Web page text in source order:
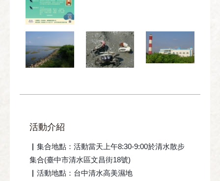
活動介紹
▏集合地點：活動當天上午8:30-9:00於清水散步
集合(臺中市清水區文昌街18號)
▏活動地點：台中清水高美濕地